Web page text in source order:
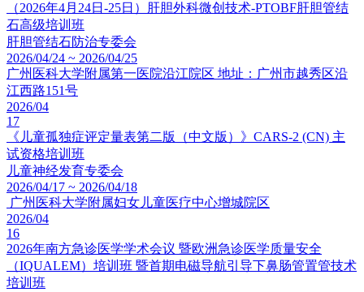
（2026年4月24日-25日）肝胆外科微创技术-PTOBF肝胆管结
石高级培训班
肝胆管结石防治专委会
2026/04/24 ~ 2026/04/25
广州医科大学附属第一医院沿江院区 地址：广州市越秀区沿
江西路151号
2026/04
17
《儿童孤独症评定量表第二版（中文版）》CARS-2 (CN) 主
试资格培训班
儿童神经发育专委会
2026/04/17 ~ 2026/04/18
广州医科大学附属妇女儿童医疗中心增城院区
2026/04
16
2026年南方急诊医学学术会议 暨欧洲急诊医学质量安全
（IQUALEM）培训班 暨首期电磁导航引导下鼻肠管置管技术
培训班